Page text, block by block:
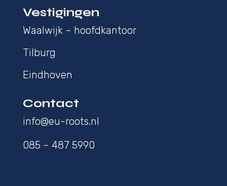
Vestigingen
Waalwijk – hoofdkantoor
Tilburg
Eindhoven
Contact
info@eu-roots.nl
085 – 487 5990